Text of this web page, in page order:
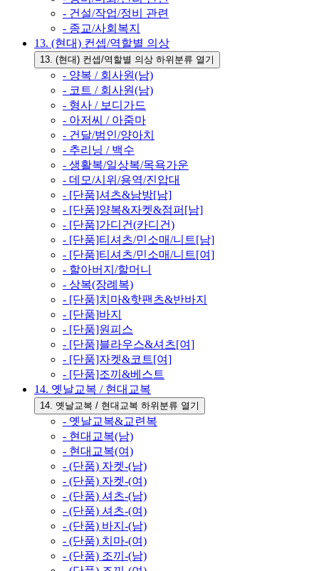
- 건설/작업/정비 관련
- 종교/사회복지
13. (현대) 컨셉/역할별 의상
13. (현대) 컨셉/역할별 의상 하위분류 열기
- 양복 / 회사원(남)
- 코트 / 회사원(남)
- 형사 / 보디가드
- 아저씨 / 아줌마
- 건달/범인/양아치
- 추리닝 / 백수
- 생활복/일상복/목욕가운
- 데모/시위/용역/진압대
- [단품]셔츠&남방[남]
- [단품]양복&자켓&점퍼[남]
- [단품]가디건(카디건)
- [단품]티셔츠/민소매/니트[남]
- [단품]티셔츠/민소매/니트[여]
- 할아버지/할머니
- 상복(장례복)
- [단품]치마&핫팬츠&반바지
- [단품]바지
- [단품]원피스
- [단품]블라우스&셔츠[여]
- [단품]자켓&코트[여]
- [단품]조끼&베스트
14. 옛날교복 / 현대교복
14. 옛날교복 / 현대교복 하위분류 열기
- 옛날교복&교련복
- 현대교복(남)
- 현대교복(여)
- (단품) 자켓-(남)
- (단품) 자켓-(여)
- (단품) 셔츠-(남)
- (단품) 셔츠-(여)
- (단품) 바지-(남)
- (단품) 치마-(여)
- (단품) 조끼-(남)